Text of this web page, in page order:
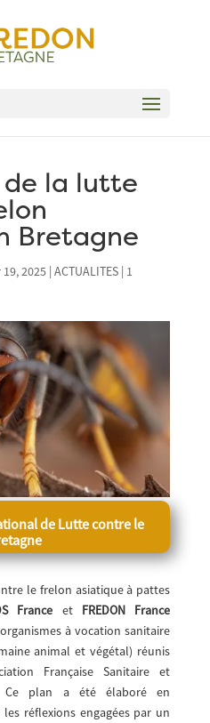
de la lutte
Bretagne
19, 2025| ACTUALITES| 1
de Lutte contre le
le frelon asiatique à pattes
France et FREDON France
à vocation sanitaire
animal et végétal) réunis
Française Sanitaire et
Ce plan a été élaboré en
réflexions engagées par un